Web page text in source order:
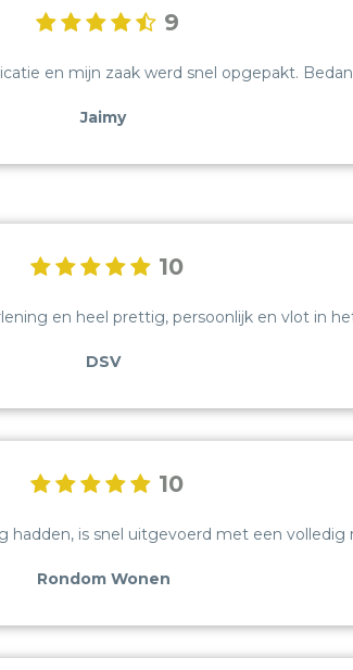
9
en mijn zaak werd snel opgepakt.
Jaimy
10
en heel prettig, persoonlijk en vlot in
DSV
10
is snel uitgevoerd met een volledig
Rondom Wonen